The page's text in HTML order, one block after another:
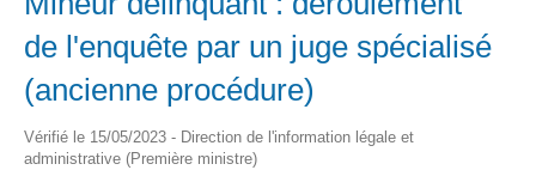
de l'enquête par un juge spécialisé
(ancienne procédure)
Vérifié le 15/05/2023 - Direction de l'information légale et
administrative (Première ministre)